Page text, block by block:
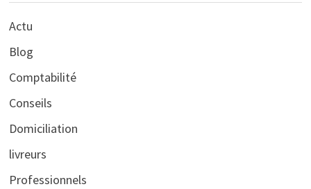
Actu
Blog
Comptabilité
Conseils
Domiciliation
livreurs
Professionnels